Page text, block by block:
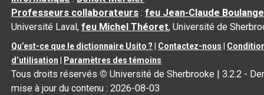
Professeurs collaborateurs :feu Jean-Claude
Université Laval,feu Michel Théoret, Université de
Qu’est-ce que le dictionnaire Usito ? Contactez-nous
d’utilisation
Paramètres des témoins
Tous droits réservés © Université de Sherbrooke |3.2.2 -
mise à jour du contenu :2026-08-03